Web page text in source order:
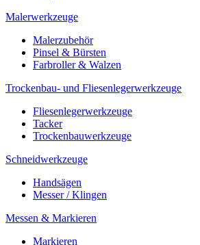
Malerwerkzeuge
Malerzubehör
Pinsel & Bürsten
Farbroller & Walzen
Trockenbau- und Fliesenlegerwerkzeuge
Fliesenlegerwerkzeuge
Tacker
Trockenbauwerkzeuge
Schneidwerkzeuge
Handsägen
Messer / Klingen
Messen & Markieren
Markieren